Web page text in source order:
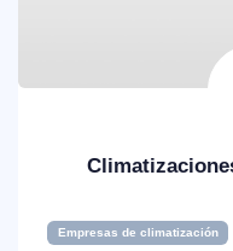
Empresas de climatización